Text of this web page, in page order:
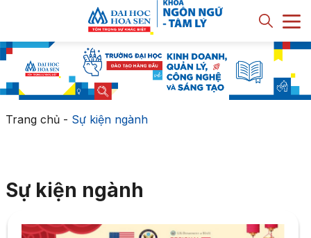
Trang chủ- Sự kiện ngành
Sự kiện ngành